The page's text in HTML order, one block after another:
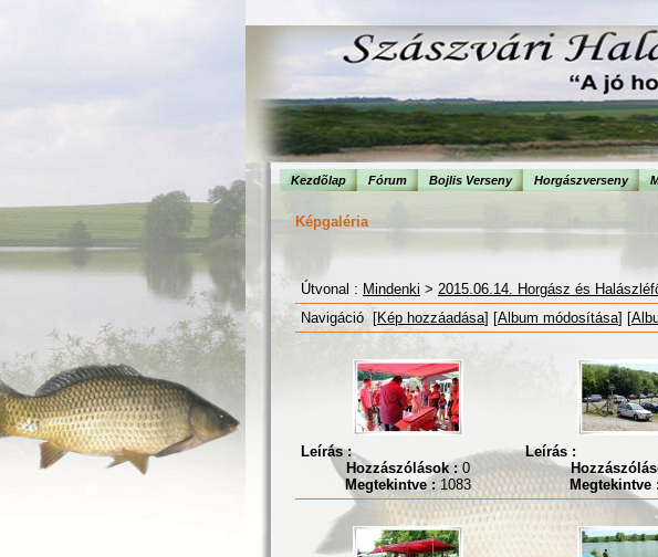
Kezdõlap Fórum Bojlis Verseny Horgászverseny
Képgaléria
Útvonal : Mindenki > 2015.06.14. Horgász és
Navigáció [Kép hozzáadása] [Album módosítása] [
Leírás :
Hozzászólások :0
Megtekintve : 1083
Leírás :
Megtekintve :